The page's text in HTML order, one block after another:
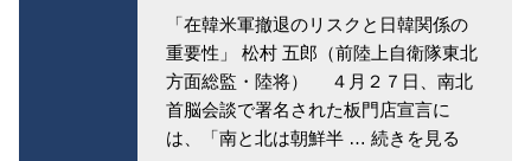
「在韓米軍撤退のリスクと日韓関係の
重要性」 松村 五郎（前陸上自衛隊東北
方面総監・陸将） ４月２７日、南北
首脳会談で署名された板門店宣言に
は、「南と北は朝鮮半 … 続きを見る